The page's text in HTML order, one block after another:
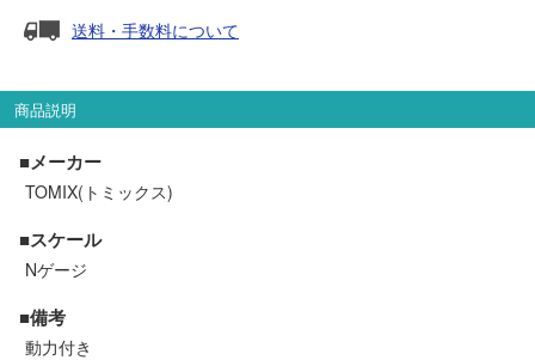
セール商品
走行エリア別 鉄道模型車両リスト
中部
中国・四国
送料・手数料について
商品説明
■メーカー
TOMIX(トミックス)
■スケール
Nゲージ
■備考
動力付き